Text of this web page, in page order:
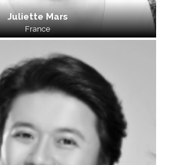
Juliette Mars
France